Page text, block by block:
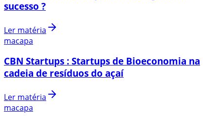
sucesso ?
Ler matéria
macapa
CBN Startups : Startups de Bioeconomia na
cadeia de resíduos do açaí
Ler matéria
macapa